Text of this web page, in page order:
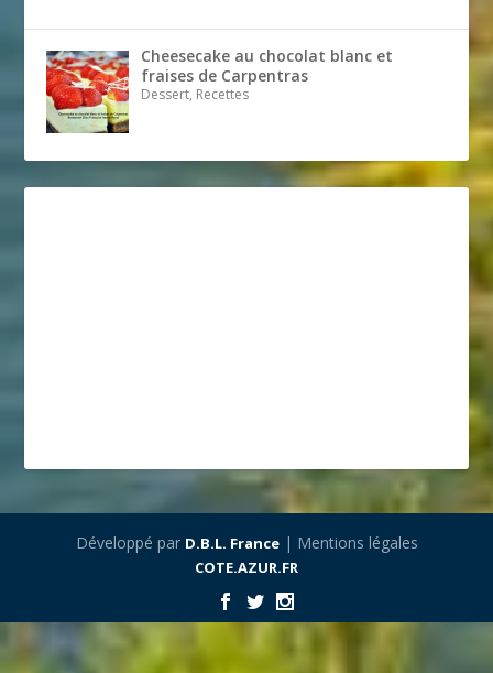
Cheesecake au chocolat blanc et
fraises de Carpentras
Dessert, Recettes
Développé par D.B.L. France| Mentions légales
COTE.AZUR.FR